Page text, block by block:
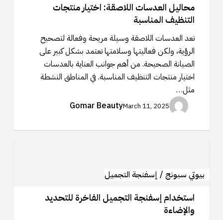
منتجات
التنظيف
المناسبة
محاليل العدسات اللاصقة: اختيار منتجات
التنظيف المناسبة
تعد العدسات اللاصقة وسيلة مريحة وفعالة لتصحيح
الرؤية، ولكن فعاليتها وسلامتها تعتمد بشكل كبير على
الصيانة الصحيحة. من أهم جوانب العناية بالعدسات
اختيار منتجات التنظيف المناسبة. في المناطق النشطة
مثل…
Gomar BeautyMarch 11, 2025
التجميل
للتحديد
والإضاءة
بيوتي سبونج / إسفنجة التجميل
استخدام إسفنجة التجميل الفاخرة للتحديد
والإضاءة